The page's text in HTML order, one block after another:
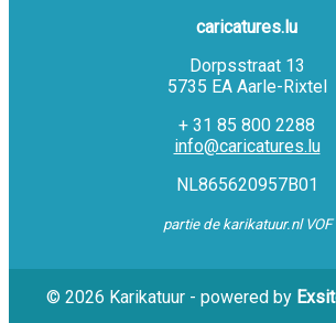
caricatures.lu
Dorpsstraat 13
5735 EA Aarle-Rixtel
+ 31 85 800 2288
info@caricatures.lu
NL865620957B01
partie de karikatuur.nl VOF
© 2026 Karikatuur - powered by